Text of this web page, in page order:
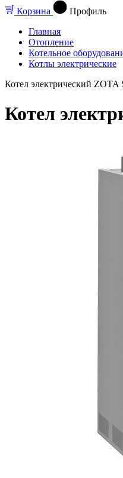
Корзина
Профиль
Главная
Отопление
Котельное
Котлы электрические
Котел электрический
Котел